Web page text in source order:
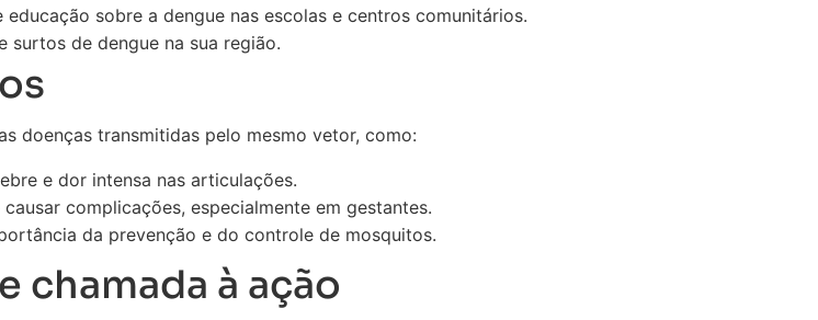
sobre a dengue nas escolas e centros comunitários.
surtos de dengue na sua região.
doenças transmitidas pelo mesmo vetor, como:
e dor intensa nas articulações.
complicações, especialmente em gestantes.
da prevenção e do controle de mosquitos.
chamada à ação